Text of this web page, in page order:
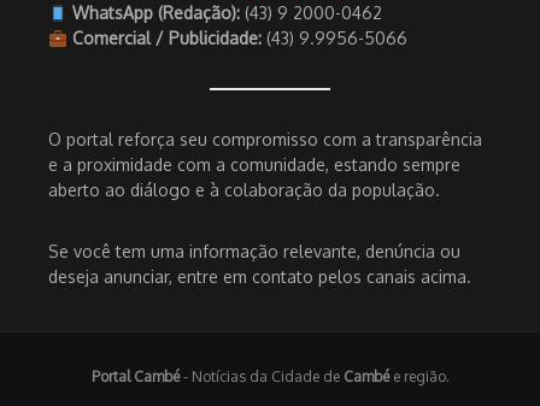
WhatsApp (Redação):(43) 9 2000-0462
Comercial / Publicidade:(43) 9.9956-5066
O portal reforça seu compromisso com a transparência
e a proximidade com a comunidade, estando sempre
aberto ao diálogo e à colaboração da população.
Se você tem uma informação relevante, denúncia ou
deseja anunciar, entre em contato pelos canais acima.
Portal Cambé- Notícias da Cidade de Cambée região.